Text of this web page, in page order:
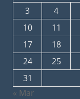
3
4
10
11
17
18
24
25
31
« Mar